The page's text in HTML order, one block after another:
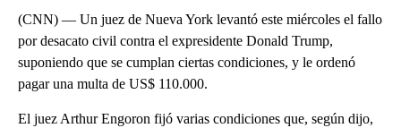
(CNN) — Un juez de Nueva York levantó este miércoles el fallo
por desacato civil contra el expresidente Donald Trump,
suponiendo que se cumplan ciertas condiciones, y le ordenó
pagar una multa de US$ 110.000.
El juez Arthur Engoron fijó varias condiciones que, según dijo,